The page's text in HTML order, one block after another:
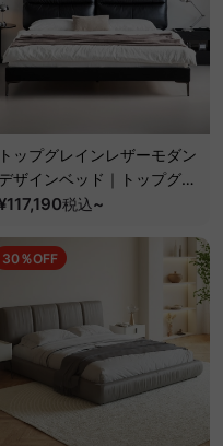
トップグレインレザーモダン
デザインベッド｜トップグレ
ンレザーを使用した高めの
ド
税込~
30％OFF